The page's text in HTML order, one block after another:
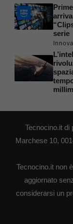
serie
Tecnocino.it di
Marchese 10,
Tecnocino.it non
aggiornato
considerarsi un